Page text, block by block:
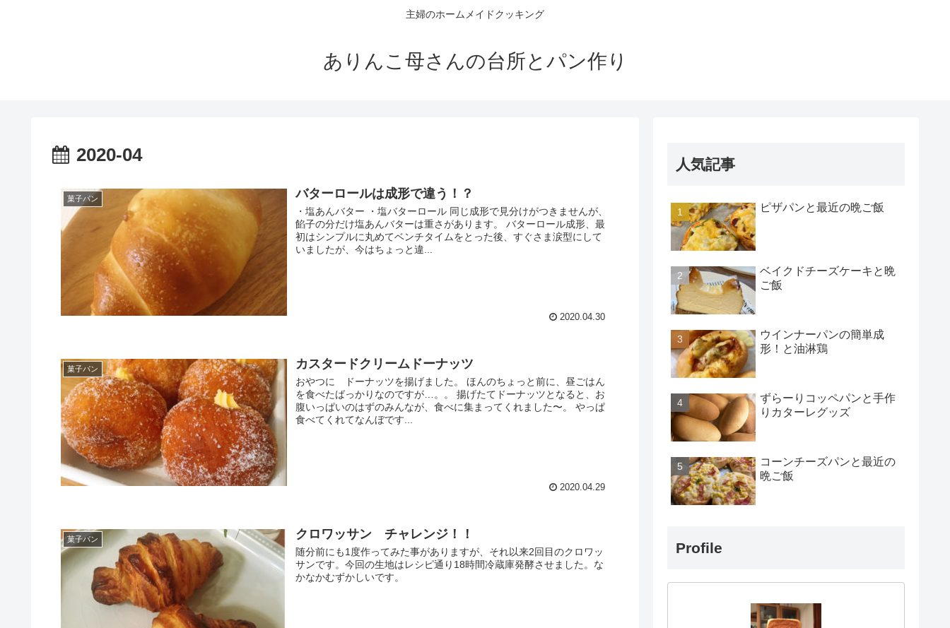
主婦のホームメイドクッキング
ありんこ母さんの台所とパン作り
2020-04
菓子パン バターロールは成形で違う！？
・塩あんバター ・塩バターロール 同じ成形で見分けがつきませんが、
餡子の分だけ塩あんバターは重さがあります。 バターロール成形、最
初はシンプルに丸めてベンチタイムをとった後、すぐさま涙型にして
いましたが、今はちょっと違...
2020.04.30
菓子パン カスタードクリームドーナッツ
おやつに ドーナッツを揚げました。 ほんのちょっと前に、昼ごはん
を食べたばっかりなのですが…。。 揚げたてドーナッツとなると、お
腹いっぱいのはずのみんなが、食べに集まってくれました〜。 やっぱ
食べてくれてなんぼです...
2020.04.29
菓子パン クロワッサン チャレンジ！！
随分前にも1度作ってみた事がありますが、それ以来2回目のクロワッ
サンです。今回の生地はレシピ通り18時間冷蔵庫発酵させました。な
かなかむずかしいです。
人気記事
ピザパンと最近の晩ご飯
ベイクドチーズケーキと晩
ご飯
ウインナーパンの簡単成
形！と油淋鶏
ずらーりコッペパンと手作
りカターレグッズ
コーンチーズパンと最近の
晩ご飯
Profile